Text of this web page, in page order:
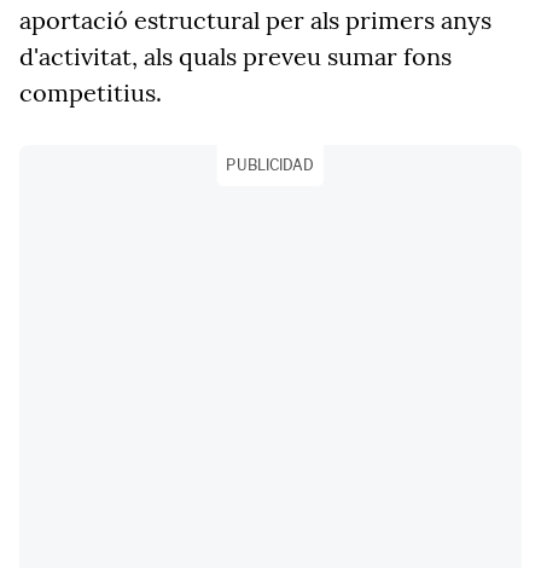
aportació estructural per als primers anys
d'activitat, als quals preveu sumar fons
competitius.
PUBLICIDAD